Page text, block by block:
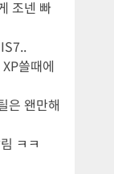
조넨 빠
쓸때에
은 왠만해
ㅋㅋ